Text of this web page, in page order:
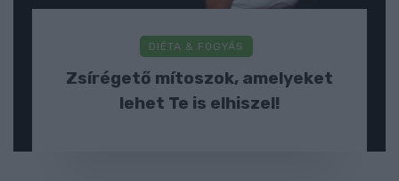
DIÉTA & FOGYÁS
Zsírégető mítoszok, amelyeket
lehet Te is elhiszel!